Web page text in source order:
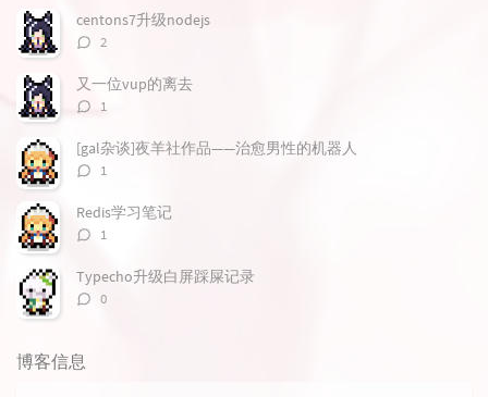
centons7升级nodejs
评
数：
2
又一位vup的离去
评
数：
1
[gal杂谈]夜羊社作品——治愈男性的机器人
评
数：
1
Redis学习笔记
评
数：
1
Typecho升级白屏踩屎记录
评
0
博客信息